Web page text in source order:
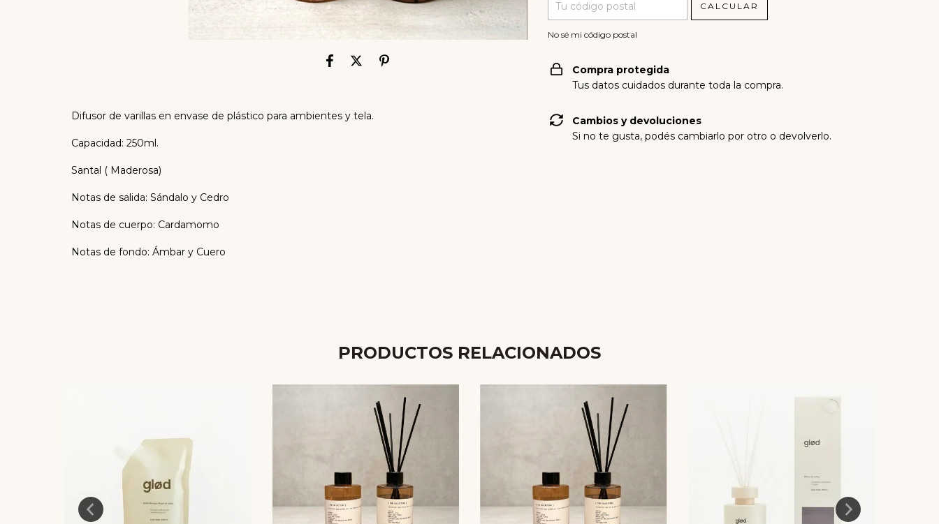
Difusor de varillas en envase de plástico para ambientes y tela.
Capacidad: 250ml.
Santal ( Maderosa)
Notas de salida: Sándalo y Cedro
Notas de cuerpo: Cardamomo
Notas de fondo: Ámbar y Cuero
CALCULAR
No sé mi código postal
Compra protegida
Tus datos cuidados durante toda la compra.
Cambios y devoluciones
Si no te gusta, podés cambiarlo por otro o devolverlo.
PRODUCTOS RELACIONADOS